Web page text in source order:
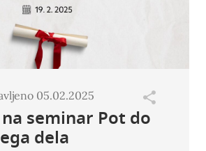
05.02.2025
seminar Pot do
dela